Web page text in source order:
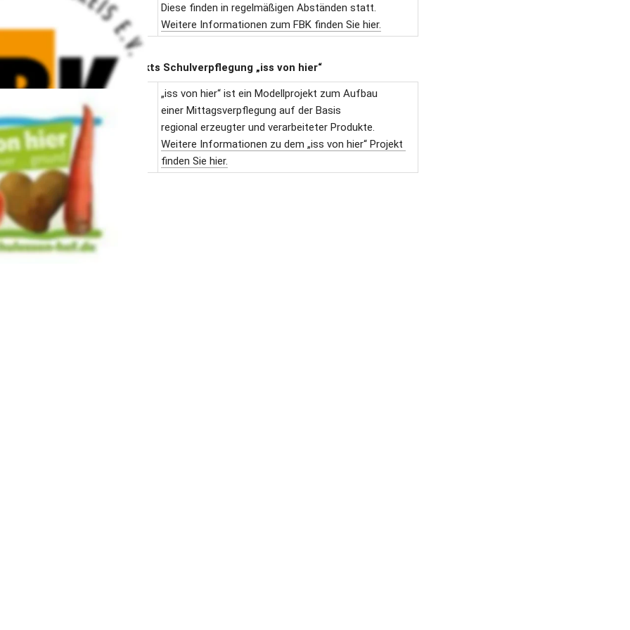
Diese finden in regelmäßigen Abständen statt.
Weitere Informationen zum FBK finden Sie hier.
des Modellprojekts Schulverpflegung „iss von hier“
„iss von hier“ ist ein Modellprojekt zum Aufbau
einer Mittagsverpflegung auf der Basis
regional erzeugter und verarbeiteter Produkte.
Weitere Informationen zu dem „iss von hier“ Projekt
finden Sie hier.